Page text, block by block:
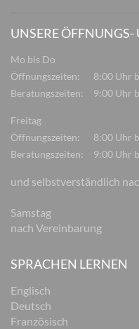
UNSERE
Mo bis Do
Öffnungszeiten:
8:00 Uhr
Beratungszeiten:
9:00 Uhr
Freitag
Öffnungszeiten:
8:00 Uhr
Beratungszeiten:
9:00 Uhr
und selbstverständlich
Samstag
nach Vereinbarung
SPRACHEN LERNEN
Englisch
Deutsch
Französisch